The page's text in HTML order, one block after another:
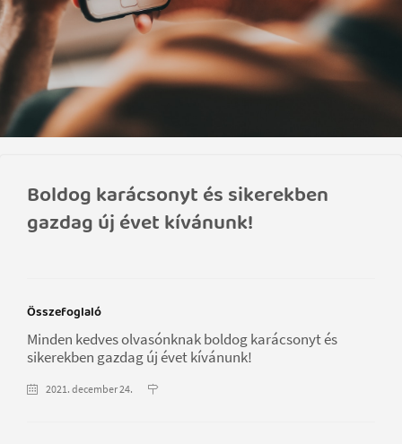
Boldog karácsonyt és sikerekben
gazdag új évet kívánunk!
Összefoglaló
Minden kedves olvasónknak boldog karácsonyt és
sikerekben gazdag új évet kívánunk!
2021. december 24.